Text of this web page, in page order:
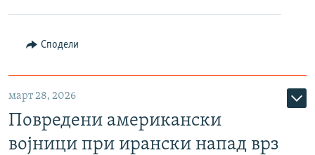
Сподели
март 28, 2026
Повредени американски
војници при ирански напад врз